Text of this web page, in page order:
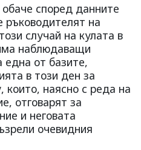
според данните
ръководителят на
случай на кулата в
наблюдаващи
една от базите,
в този ден за
наясно с реда на
отговарят за
и неговата
очевидния